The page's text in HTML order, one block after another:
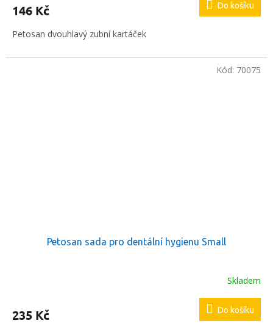
146 Kč Do košíku
Petosan dvouhlavý zubní kartáček
Petosan sada pro dentální hygienu Small
Skladem
235 Kč Do košíku
Kód: 70075